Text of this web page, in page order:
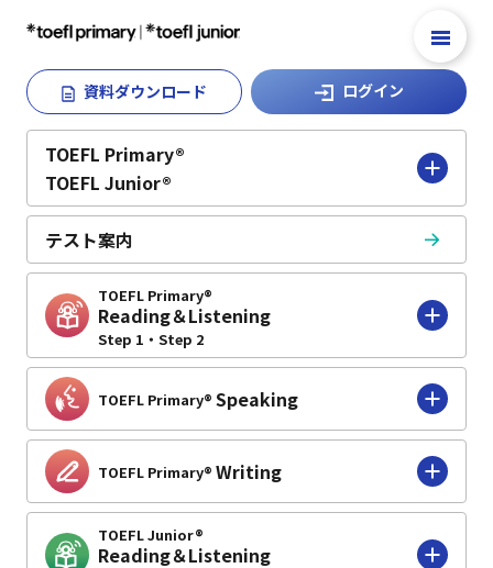
TOEFL Primary®
TOEFL Junior®
テスト案内
TOEFL Primary®
Reading＆Listening
Step 1・Step 2
TOEFL Primary® Speaking
TOEFL Primary® Writing
TOEFL Junior®
Reading＆Listening
資料ダウンロード ログイン
TOEFL Primary®
TOEFL Junior®
テスト案内
TOEFL Primary®
Reading＆Listening
Step 1・Step 2
TOEFL Primary® Speaking
TOEFL Primary® Writing
TOEFL Junior®
Reading＆Listening